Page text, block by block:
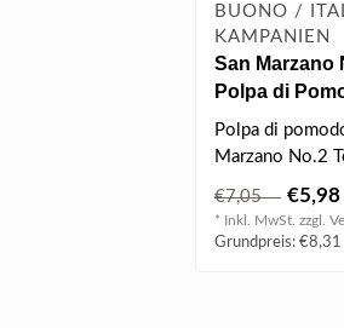
BUONO /
KAMPANIEN
San Marzano
Polpa di
Vintage (720
Polpa di
Marzano No.2
€7,05 €5,98
* Inkl. MwSt. zzgl.
Grundpreis: